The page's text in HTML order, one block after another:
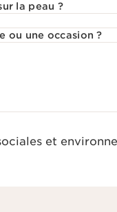
la peau ?
ou une occasion ?
et